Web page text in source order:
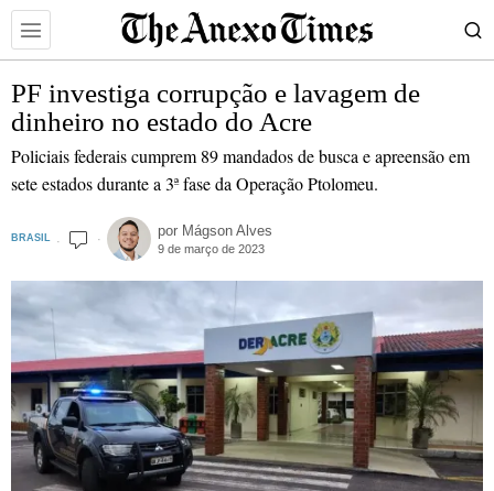
PF investiga corrupção e lavagem de
dinheiro no estado do Acre
Policiais federais cumprem 89 mandados de busca e apreensão em
sete estados durante a 3ª fase da Operação Ptolomeu.
BRASIL por Mágson Alves
9 de março de 2023